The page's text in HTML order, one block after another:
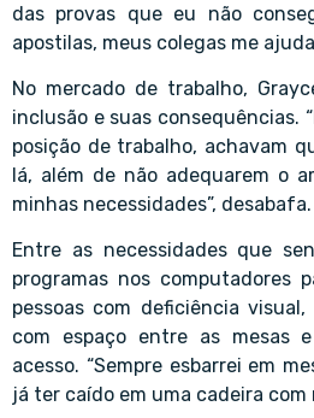
das provas que eu não
apostilas, meus colegas me
No mercado de trabalho,
inclusão e suas consequências.
posição de trabalho, achavam
lá, além de não adequarem o
minhas necessidades”, desabafa.
Entre as necessidades que
programas nos computadores
pessoas com deficiência
com espaço entre as mesas
acesso. “Sempre esbarrei em
já ter caído em uma cadeira com